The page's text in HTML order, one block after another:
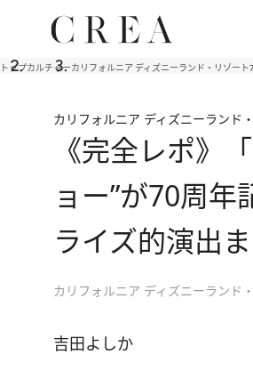
トップカルチャーカリフォルニア ディズニーランド・リゾート
カリフォルニア ディズニーランド
《完全レポ》
ョー”が70周
ライズ的演出
カリフォルニア ディズニーランド
吉田よしか